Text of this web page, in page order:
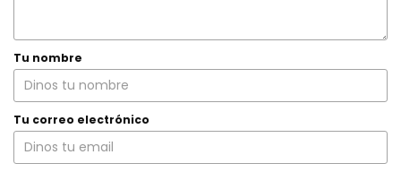
Tu nombre
Tu correo electrónico